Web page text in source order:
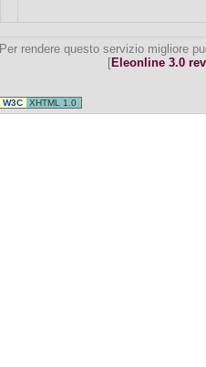
Per rendere questo servizio migliore
[Eleonline 3.0
W3C XHTML 1.0